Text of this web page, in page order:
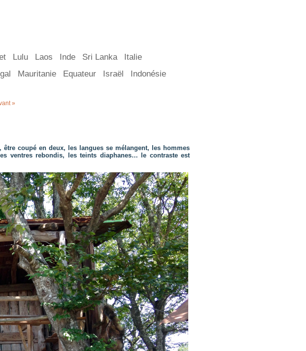
Lulu Laos Inde Sri Lanka
Italie
Mauritanie Equateur Israël
Indonésie
»
coupé en deux, les langues se mélangent, les hommes
ventres rebondis, les teints diaphanes… le contraste est